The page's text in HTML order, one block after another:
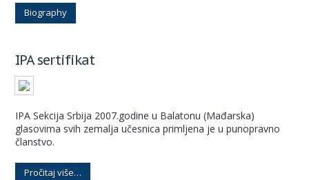
Biography
IPA sertifikat
IPA Sekcija Srbija 2007.godine u Balatonu (Mađarska)
glasovima svih zemalja učesnica primljena je u punopravno
članstvo.
Pročitaj više…